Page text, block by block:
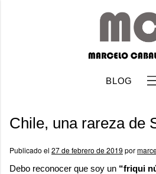
BLOG
Chile, una rareza de
Publicado el 27 de febrero de 2019 por
Debo reconocer que soy un “friqui